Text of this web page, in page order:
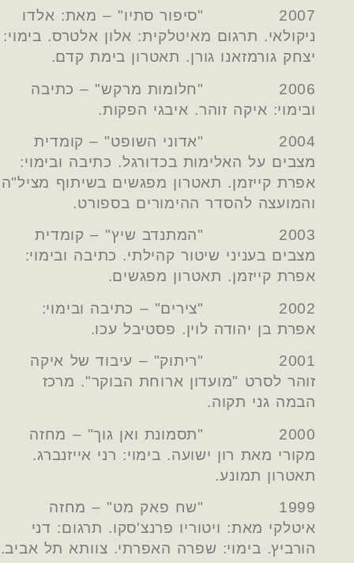
2007 "סיפור סתיו" – מאת: אלדו
ניקולאי. תרגום מאיטלקית: אלון אלטרס. בימוי:
יצחק גורמזאנו גורן. תאטרון בימת קדם.
2006 "חלומות מרקש" – כתיבה
ובימוי: איקה זוהר. איבגי הפקות.
2004 "אדוני השופט" – קומדית
מצבים על האלימות בכדורגל. כתיבה ובימוי:
אפרת קייזמן. תאטרון מפגשים בשיתוף מציל"ה
והמועצה להסדר ההימורים בספורט.
2003 "המתנדב שיץ" – קומדית
מצבים בעניני שיטור קהילתי. כתיבה ובימוי:
אפרת קייזמן. תאטרון מפגשים.
2002 "צירים" – כתיבה ובימוי:
אפרת בן יהודה לוין. פסטיבל עכו.
2001 "ריתוק" – עיבוד של איקה
זוהר לסרט "מועדון ארוחת הבוקר". מרכז
הבמה גני תקוה.
2000 "תסמונת ואן גוך" – מחזה
מקורי מאת רון ישועה. בימוי: רני אייזנברג.
תאטרון תמונע.
1999 "שח פאק מט" – מחזה
איטלקי מאת: ויטוריו פרנצ'סקו. תרגום: דני
הורביץ. בימוי: שפרה האפרתי. צוותא תל אביב.